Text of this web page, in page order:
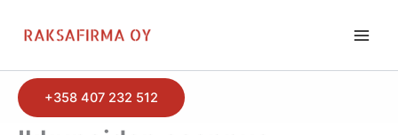
sisältöön
+358 407 232 512